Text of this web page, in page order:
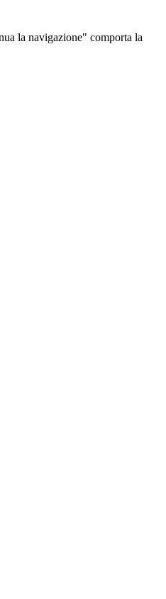
la navigazione" comporta la